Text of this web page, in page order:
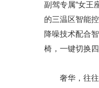
副驾专属“女王
的三温区智能
降噪技术配合
椅，一键切换
奢华，往